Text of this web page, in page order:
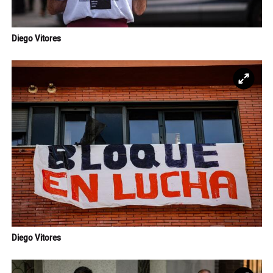
Diego Vitores
Diego Vitores